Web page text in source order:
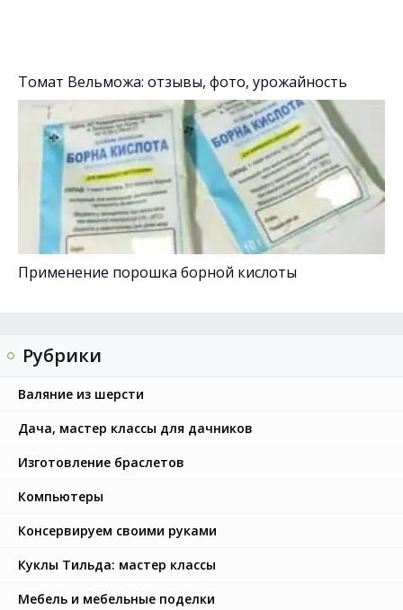
Томат Вельможа: отзывы, фото, урожайность
Применение порошка борной кислоты
Рубрики
Валяние из шерсти
Дача, мастер классы для дачников
Изготовление браслетов
Компьютеры
Консервируем своими руками
Куклы Тильда: мастер классы
Мебель и мебельные поделки